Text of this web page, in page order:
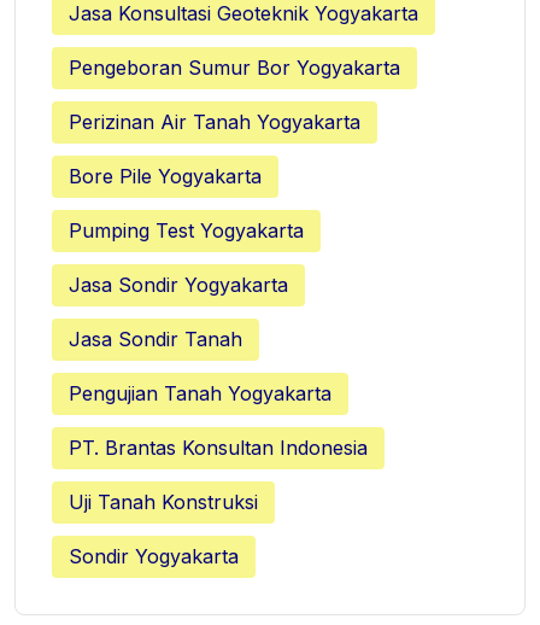
Jasa Konsultasi Geoteknik Yogyakarta
Pengeboran Sumur Bor Yogyakarta
Perizinan Air Tanah Yogyakarta
Bore Pile Yogyakarta
Pumping Test Yogyakarta
Jasa Sondir Yogyakarta
Jasa Sondir Tanah
Pengujian Tanah Yogyakarta
PT. Brantas Konsultan Indonesia
Uji Tanah Konstruksi
Sondir Yogyakarta